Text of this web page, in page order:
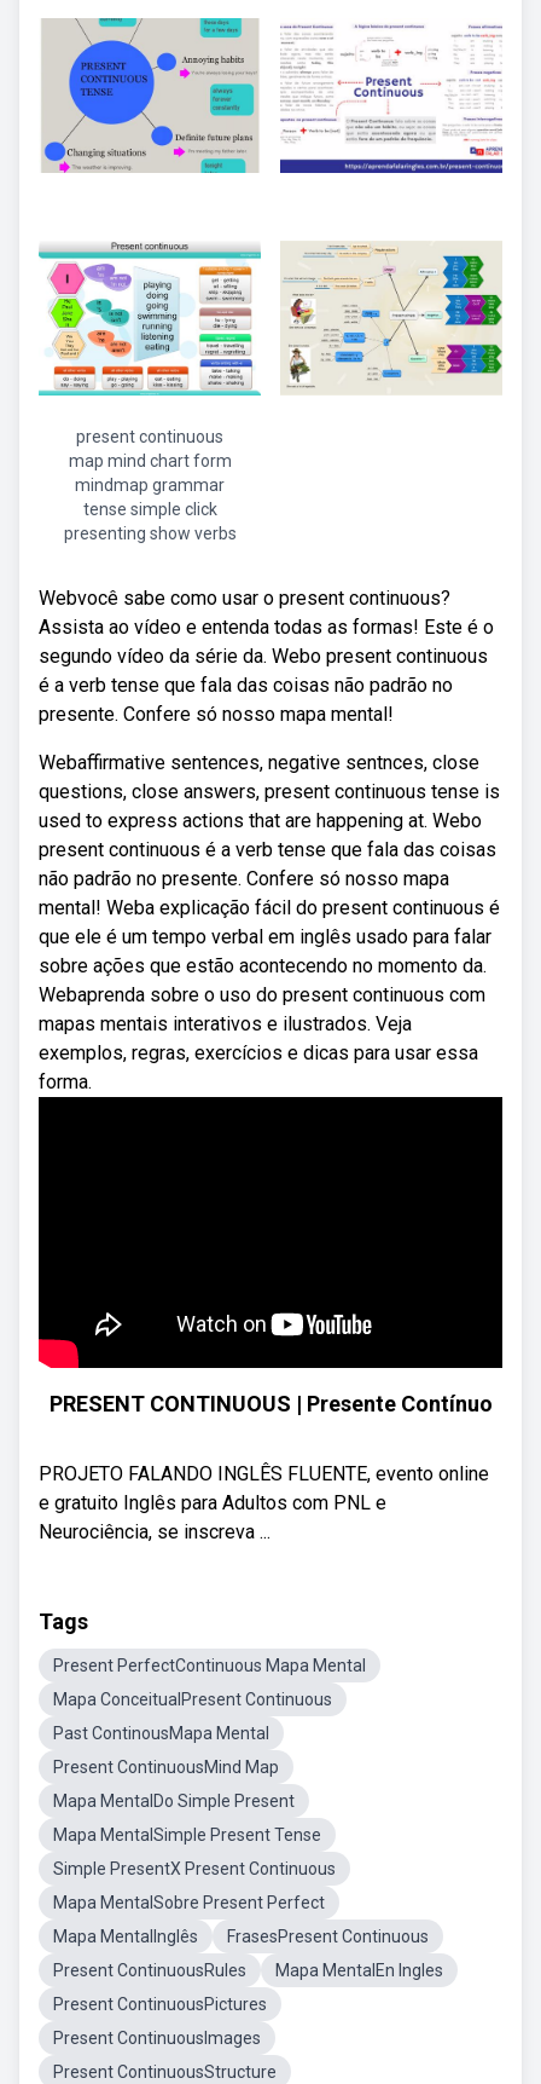
present continuous
map mind chart form
mindmap grammar
tense simple click
presenting show verbs
Webvocê sabe como usar o present continuous?
Assista ao vídeo e entenda todas as formas! Este é o
segundo vídeo da série da. Webo present continuous
é a verb tense que fala das coisas não padrão no
presente. Confere só nosso mapa mental!
Webaffirmative sentences, negative sentnces, close
questions, close answers, present continuous tense is
used to express actions that are happening at. Webo
present continuous é a verb tense que fala das coisas
não padrão no presente. Confere só nosso mapa
mental! Weba explicação fácil do present continuous é
que ele é um tempo verbal em inglês usado para falar
sobre ações que estão acontecendo no momento da.
Webaprenda sobre o uso do present continuous com
mapas mentais interativos e ilustrados. Veja
exemplos, regras, exercícios e dicas para usar essa
forma.
PRESENT CONTINUOUS | Presente Contínuo
PROJETO FALANDO INGLÊS FLUENTE, evento online
e gratuito Inglês para Adultos com PNL e
Neurociência, se inscreva ...
Tags
Present PerfectContinuous Mapa Mental
Mapa ConceitualPresent Continuous
Past ContinousMapa Mental
Present ContinuousMind Map
Mapa MentalDo Simple Present
Mapa MentalSimple Present Tense
Simple PresentX Present Continuous
Mapa MentalSobre Present Perfect
Mapa MentalInglês
FrasesPresent Continuous
Present ContinuousRules
Mapa MentalEn Ingles
Present ContinuousPictures
Present ContinuousImages
Present ContinuousStructure